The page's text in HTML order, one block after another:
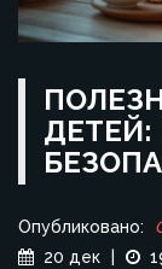
ДЕТЕЙ:
Опубликовано:
20 дек